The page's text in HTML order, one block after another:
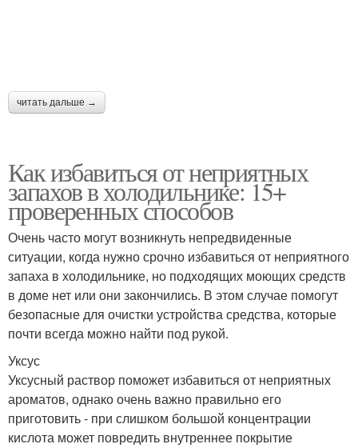
читать дальше →
Как избавиться от неприятных
запахов в холодильнике: 15+
проверенных способов
Очень часто могут возникнуть непредвиденные
ситуации, когда нужно срочно избавиться от неприятного
запаха в холодильнике, но подходящих моющих средств
в доме нет или они закончились. В этом случае помогут
безопасные для очистки устройства средства, которые
почти всегда можно найти под рукой.
Уксус
Уксусный раствор поможет избавиться от неприятных
ароматов, однако очень важно правильно его
приготовить - при слишком большой концентрации
кислота может повредить внутреннее покрытие